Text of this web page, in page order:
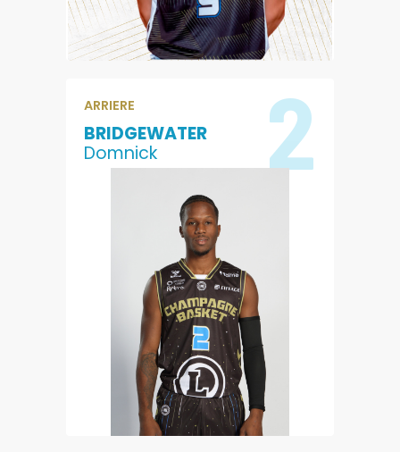
ARRIERE
BRIDGEWATER
Domnick
2
10.6
POINTS REBONDS
2.7
PASSES
7.4
EVALUATION